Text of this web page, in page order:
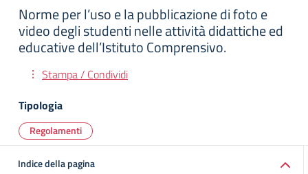
Norme per l’uso e la pubblicazione di foto e
video degli studenti nelle attività didattiche ed
educative dell’Istituto Comprensivo.
Stampa / Condividi
Tipologia
Regolamenti
Indice della pagina